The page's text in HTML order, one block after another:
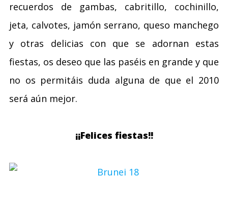
recuerdos de gambas, cabritillo, cochinillo,
jeta, calvotes, jamón serrano, queso manchego
y otras delicias con que se adornan estas
fiestas, os deseo que las paséis en grande y que
no os permitáis duda alguna de que el 2010
será aún mejor.
¡¡Felices fiestas!!